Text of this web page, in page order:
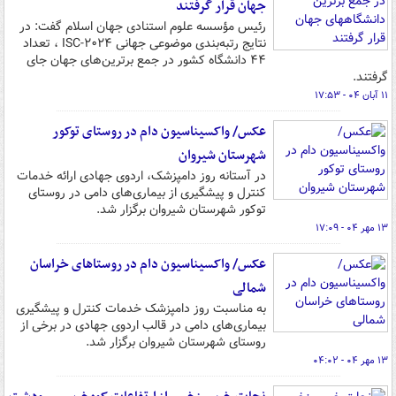
جهان قرار گرفتند
رئیس مؤسسه علوم استنادی جهان اسلام گفت: در
نتایج رتبه‌بندی موضوعی جهانی ISC-۲۰۲۴ ، تعداد
۴۴ دانشگاه کشور در جمع برترین‌های جهان جای
گرفتند.
۱۱ آبان ۰۴ - ۱۷:۵۳
عکس/ واکسیناسیون دام در روستای توکور
شهرستان شیروان
در آستانه روز دامپزشک، اردوی جهادی ارائه خدمات
کنترل و پیشگیری از بیماری‌های دامی در روستای
توکور شهرستان شیروان برگزار شد.
۱۳ مهر ۰۴ - ۱۷:۰۹
عکس/ واکسیناسیون دام در روستاهای خراسان
شمالی
به مناسبت روز دامپزشک خدمات کنترل و پیشگیری
بیماری‌های دامی در قالب اردوی جهادی در برخی از
روستای شهرستان شیروان برگزار شد.
۱۳ مهر ۰۴ - ۰۴:۰۲